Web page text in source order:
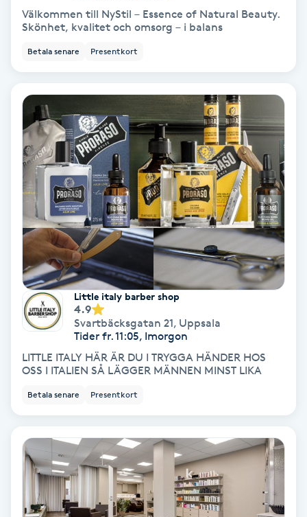
Color correction
Cryoterapi
Damklippning
Dermapen
Diamantslipning
Enzympeeling
Extensions
Extensions borttagning
Eyeliner-tatuering
Face framing
Faceliftmassage
Fet hårbotten
Välkommen till NyStil – Essence of Natural Beauty.
Skönhet, kvalitet och omsorg – i balans
Betala senare Presentkort
Little italy barber shop
4.9
Svartbäcksgatan 21, Uppsala
Tider fr. 11:05, Imorgon
LITTLE ITALY HÄR ÄR DU I TRYGGA HÄNDER HOS
OSS I ITALIEN SÅ LÄGGER MÄNNEN MINST LIKA
Betala senare Presentkort